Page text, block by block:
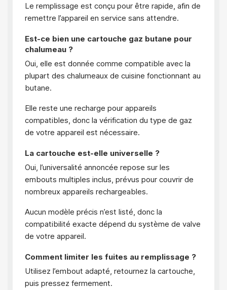
Le remplissage est conçu pour être rapide, afin de
remettre l’appareil en service sans attendre.
Est-ce bien une cartouche gaz butane pour
chalumeau ?
Oui, elle est donnée comme compatible avec la
plupart des chalumeaux de cuisine fonctionnant au
butane.
Elle reste une recharge pour appareils
compatibles, donc la vérification du type de gaz
de votre appareil est nécessaire.
La cartouche est-elle universelle ?
Oui, l’universalité annoncée repose sur les
embouts multiples inclus, prévus pour couvrir de
nombreux appareils rechargeables.
Aucun modèle précis n’est listé, donc la
compatibilité exacte dépend du système de valve
de votre appareil.
Comment limiter les fuites au remplissage ?
Utilisez l’embout adapté, retournez la cartouche,
puis pressez fermement.